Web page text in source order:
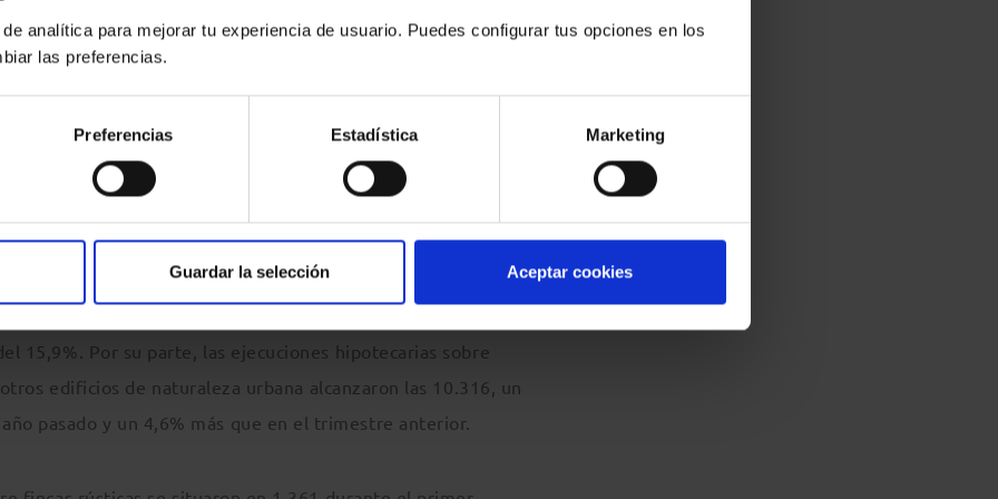
analítica para mejorar tu experiencia de usuario. Puedes configurar tus opciones en los
las preferencias.
Preferencias Estadística Marketing
Guardar la selección Aceptar cookies
respecto al mismo trimestre de 2014.
las ejecuciones hipotecarias iniciadas sobre viviendas en el
en 2007, el 15,2% a hipotecas suscritas en 2006 y el
un poco más el espectro, a los años 2005-2008, se obtiene
hipotecarias iniciadas en los tres primeros meses de
sobre solares ascendieron a 1.489, con un descenso
15,9%. Por su parte, las ejecuciones hipotecarias sobre
edificios de naturaleza urbana alcanzaron las 10.316, un
pasado y un 4,6% más que en el trimestre anterior.